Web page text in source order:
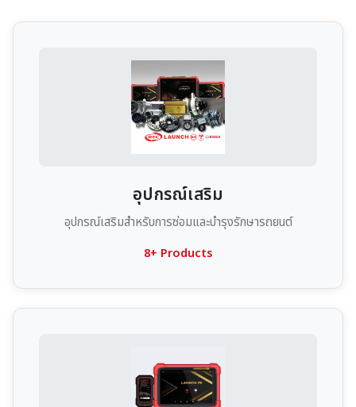
อุปกรณ์เสริม
อุปกรณ์เสริมสำหรับการซ่อมและบำรุงรักษารถยนต์
8+ Products